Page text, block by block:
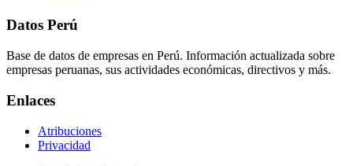
Datos Perú
Base de datos de empresas en Perú. Información actualizada sobre
empresas peruanas, sus actividades económicas, directivos y más.
Enlaces
Atribuciones
Privacidad